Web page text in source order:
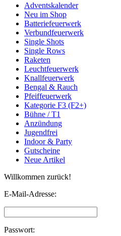
Adventskalender
Neu im Shop
Batteriefeuerwerk
Verbundfeuerwerk
Single Shots
Single Rows
Raketen
Leuchtfeuerwerk
Knallfeuerwerk
Bengal & Rauch
Pfeiffeuerwerk
Kategorie F3 (F2+)
Bühne / T1
Anzündung
Jugendfrei
Indoor & Party
Gutscheine
Neue Artikel
Willkommen zurück!
E-Mail-Adresse:
Passwort: